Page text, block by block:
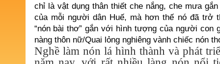
chỉ là vật dụng thân thiết che nắng, che mưa
của mỗi người dân Huế, mà hơn thế nó đã trở
“nón bài thơ” gắn với hình tượng của người con
nàng thôn nữ/Quai lỏng nghiêng vành chiếc nón
Nghề làm nón lá hình thành và phát